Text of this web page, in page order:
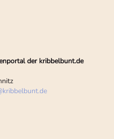
der kribbelbunt.de
kribbelbunt.de